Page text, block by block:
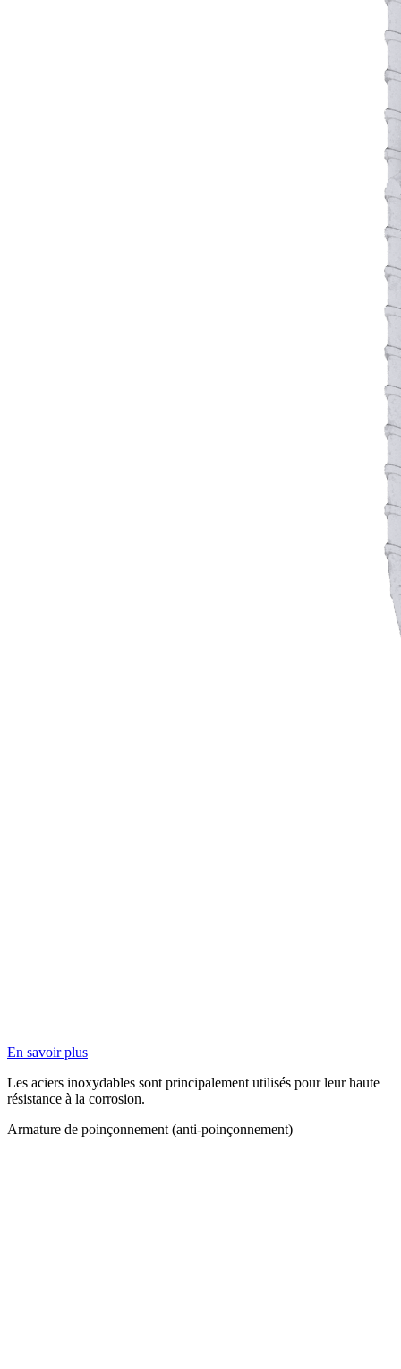
En savoir plus
Les aciers inoxydables sont principalement utilisés pour leur haute
résistance à la corrosion.
Armature de poinçonnement (anti-poinçonnement)